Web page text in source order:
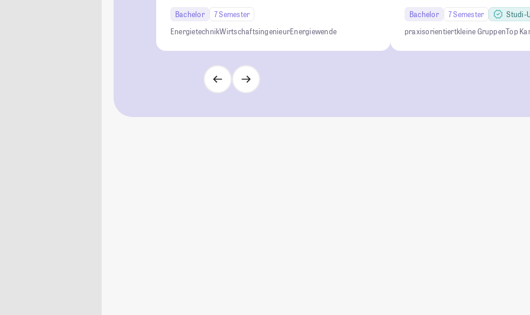
Bachelor
7 Semester
EnergietechnikWirtschaftsingenieurEnergiewende
Bachelor 7 Semester
Studi-
praxisorientiertkleine GruppenTop